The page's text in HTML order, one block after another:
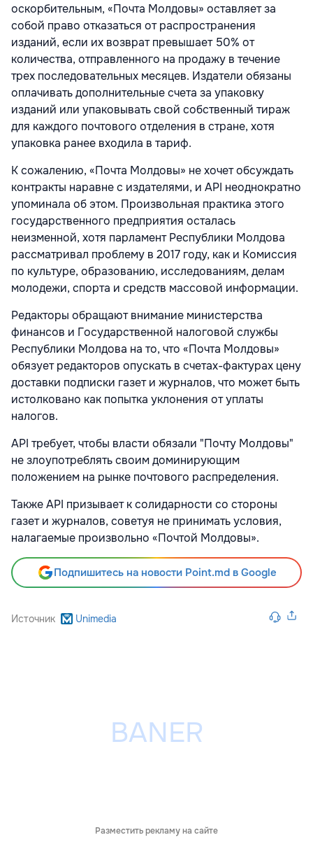
оскорбительным, «Почта Молдовы» оставляет за
собой право отказаться от распространения
изданий, если их возврат превышает 50% от
количества, отправленного на продажу в течение
трех последовательных месяцев. Издатели обязаны
оплачивать дополнительные счета за упаковку
изданий или упаковывать свой собственный тираж
для каждого почтового отделения в стране, хотя
упаковка ранее входила в тариф.
К сожалению, «Почта Молдовы» не хочет обсуждать
контракты наравне с издателями, и API неоднократно
упоминала об этом. Произвольная практика этого
государственного предприятия осталась
неизменной, хотя парламент Республики Молдова
рассматривал проблему в 2017 году, как и Комиссия
по культуре, образованию, исследованиям, делам
молодежи, спорта и средств массовой информации.
Редакторы обращают внимание министерства
финансов и Государственной налоговой службы
Республики Молдова на то, что «Почта Молдовы»
обязует редакторов опускать в счетах-фактурах цену
доставки подписки газет и журналов, что может быть
истолковано как попытка уклонения от уплаты
налогов.
API требует, чтобы власти обязали "Почту Молдовы"
не злоупотреблять своим доминирующим
положением на рынке почтового распределения.
Также API призывает к солидарности со стороны
газет и журналов, советуя не принимать условия,
налагаемые произвольно «Почтой Молдовы».
Подпишитесь на новости Point.md в Google
Источник Unimedia
Разместить рекламу на сайте